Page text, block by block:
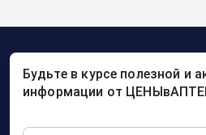
Будьте в курсе полезной и
информации от